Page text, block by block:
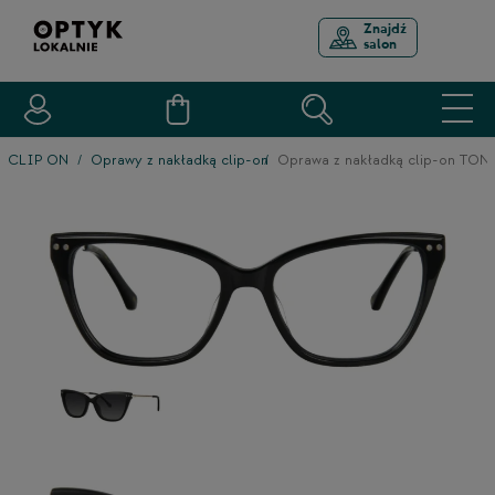
Znajdź
salon
CLIP ON Oprawy z nakładką clip-on Oprawa z nakładką clip-on